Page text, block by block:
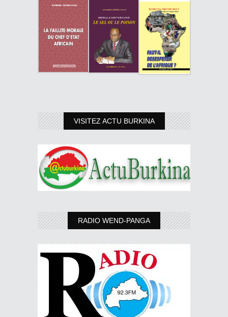
VISITEZ ACTU BURKINA
RADIO WEND-PANGA